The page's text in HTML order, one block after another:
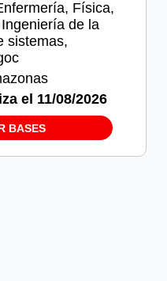
Física,
de la
sistemas,
el 11/08/2026
BASES